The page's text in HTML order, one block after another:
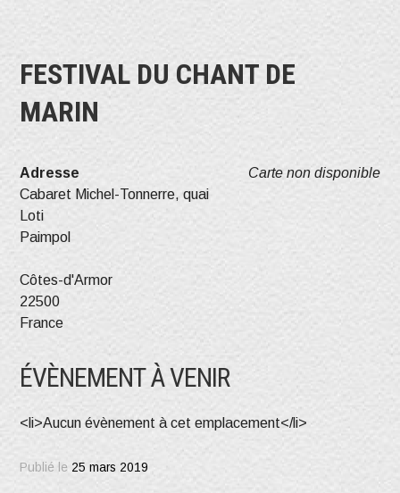
FESTIVAL DU CHANT DE
MARIN
Carte non disponible
Adresse
Cabaret Michel-Tonnerre, quai
Loti
Paimpol
Côtes-d'Armor
22500
France
ÉVÈNEMENT À VENIR
<li>Aucun évènement à cet emplacement</li>
Publié le 25 mars 2019